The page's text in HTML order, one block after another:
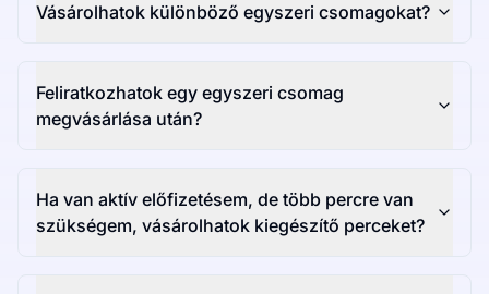
Vásárolhatok különböző egyszeri csomagokat?
Feliratkozhatok egy egyszeri csomag
megvásárlása után?
Ha van aktív előfizetésem, de több percre van
szükségem, vásárolhatok kiegészítő perceket?